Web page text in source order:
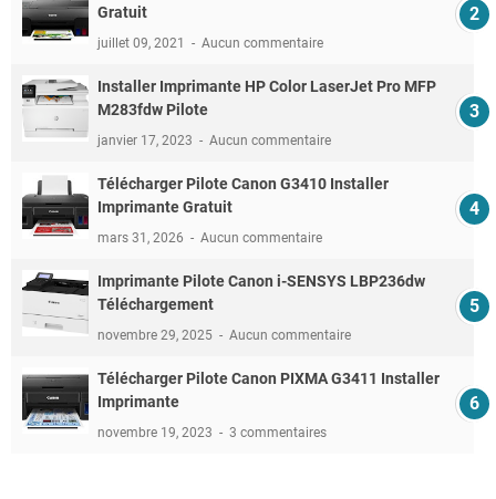
Gratuit
juillet 09, 2021 Aucun commentaire
Installer Imprimante HP Color LaserJet Pro MFP
M283fdw Pilote
janvier 17, 2023 Aucun commentaire
Télécharger Pilote Canon G3410 Installer
Imprimante Gratuit
mars 31, 2026 Aucun commentaire
Imprimante Pilote Canon i-SENSYS LBP236dw
Téléchargement
novembre 29, 2025 Aucun commentaire
Télécharger Pilote Canon PIXMA G3411 Installer
Imprimante
novembre 19, 2023 3 commentaires